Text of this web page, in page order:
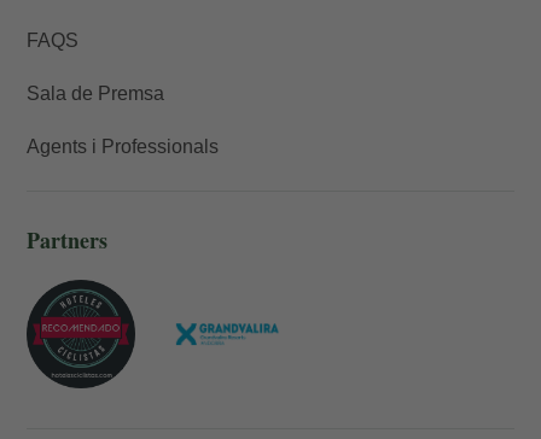
FAQS
Sala de Premsa
Agents i Professionals
Partners